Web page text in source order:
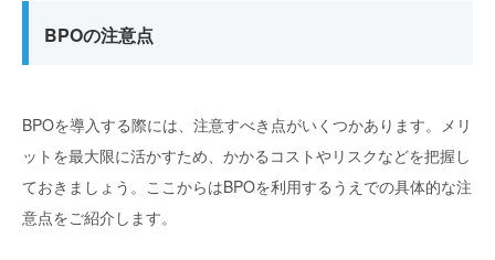
BPOの注意点
BPOを導入する際には、注意すべき点がいくつかあります。メリ
ットを最大限に活かすため、かかるコストやリスクなどを把握し
ておきましょう。ここからはBPOを利用するうえでの具体的な注
意点をご紹介します。